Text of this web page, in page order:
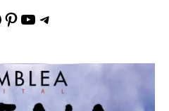
Pinterest
YouTube
Telegram